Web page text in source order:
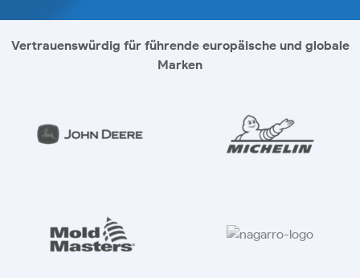
Vertrauenswürdig für führende europäische und globale
Marken